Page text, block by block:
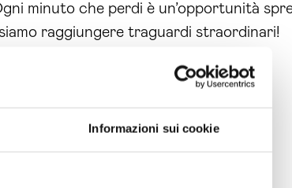
Informazioni sui cookie
minuto che perdi è un’opportunità
raggiungere traguardi straordinari!